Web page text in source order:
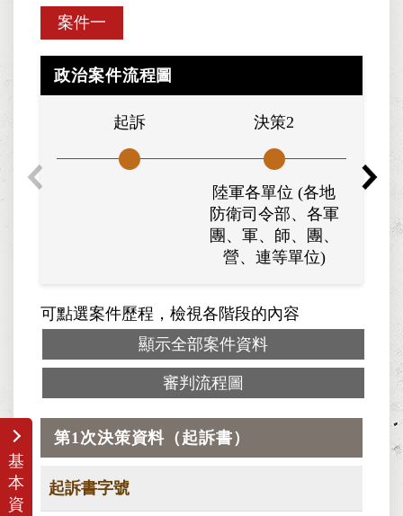
案件一
政治案件流程圖
起訴 決策2
陸軍各單位 (各地
防衛司令部、各軍
團、軍、師、團、
營、連等單位)
陸軍
團、
可點選案件歷程，檢視各階段的內容
顯示全部案件資料
審判流程圖
基
本
資
第1次決策資料（起訴書）
起訴書字號